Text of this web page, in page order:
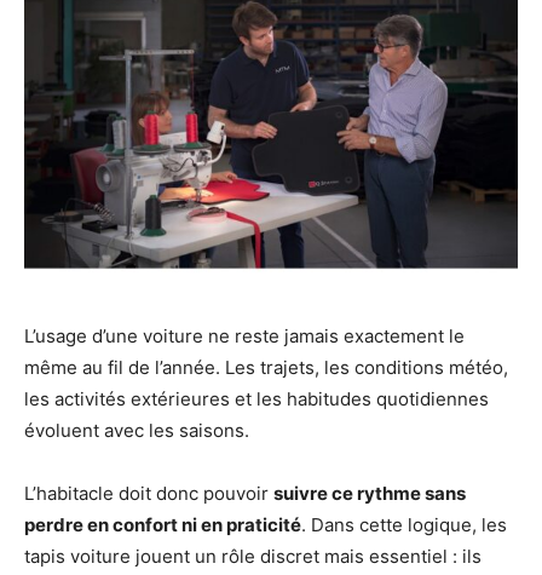
L’usage d’une voiture ne reste jamais exactement le
même au fil de l’année. Les trajets, les conditions météo,
les activités extérieures et les habitudes quotidiennes
évoluent avec les saisons.
L’habitacle doit donc pouvoir suivre ce rythme sans
perdre en confort ni en praticité. Dans cette logique, les
tapis voiture jouent un rôle discret mais essentiel : ils